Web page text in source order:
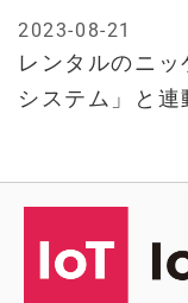
レンタルのニ
システム」と
2023-08-21